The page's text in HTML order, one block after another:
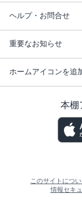
ヘルプ・お問合せ
重要なお知らせ
ホームアイコンを追
本棚
このサイトについ
情報セキ